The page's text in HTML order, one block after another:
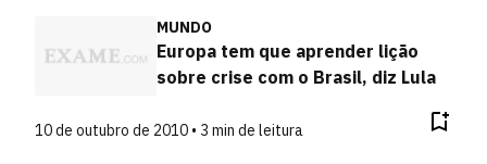
MUNDO
Europa tem que aprender lição
sobre crise com o Brasil, diz Lula
10 de outubro de 2010 • 3 min de leitura